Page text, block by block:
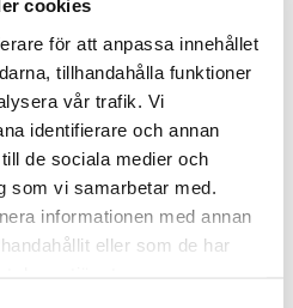
cookies
för att anpassa innehållet
tillhandahålla funktioner
vår trafik. Vi
identifierare och annan
de sociala medier och
som vi samarbetar med.
informationen med annan
eller som de har
kerää muistoja